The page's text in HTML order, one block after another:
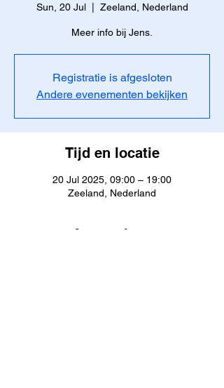
Sun, 20 Jul
  |
Zeeland, Nederland
Meer info bij Jens.
Registratie is afgesloten
Andere evenementen bekijken
Tijd en locatie
20 Jul 2025, 09:00 – 19:00
Zeeland, Nederland
Aanwezigen